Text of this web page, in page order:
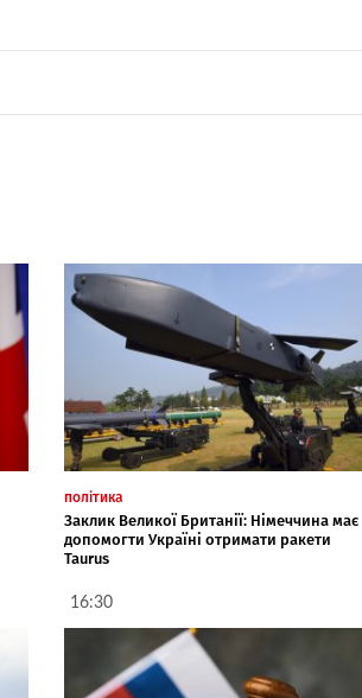
політика
Заклик Великої Британії: Німеччина має
допомогти Україні отримати ракети
Taurus
16:30